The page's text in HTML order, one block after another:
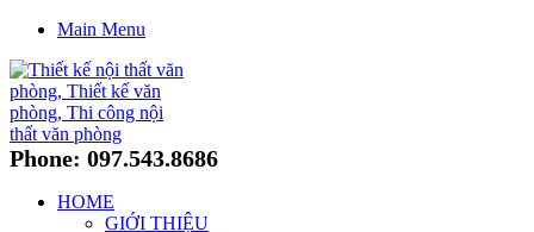
Main Menu
Phone: 097.543.8686
HOME
GIỚI THIỆU